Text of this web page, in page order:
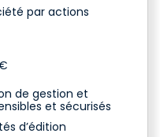
par actions
de gestion et
et sécurisés
d’édition